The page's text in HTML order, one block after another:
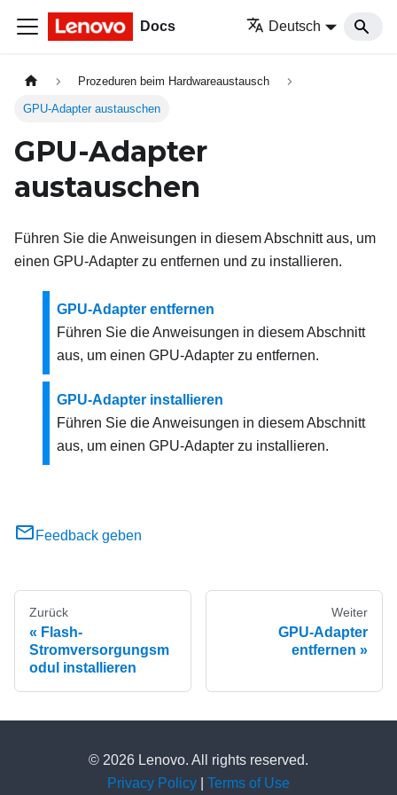
Docs Deutsch
Prozeduren beim Hardwareaustausch
GPU-Adapter austauschen
GPU-Adapter
austauschen
Führen Sie die Anweisungen in diesem Abschnitt aus, um
einen GPU-Adapter zu entfernen und zu installieren.
GPU-Adapter entfernen
Führen Sie die Anweisungen in diesem Abschnitt
aus, um einen GPU-Adapter zu entfernen.
GPU-Adapter installieren
Führen Sie die Anweisungen in diesem Abschnitt
aus, um einen GPU-Adapter zu installieren.
Feedback geben
Zurück
Flash-
Stromversorgungsm
odul installieren
Weiter
GPU-Adapter
entfernen
© 2026 Lenovo. All rights reserved.
Privacy Policy
Terms of Use